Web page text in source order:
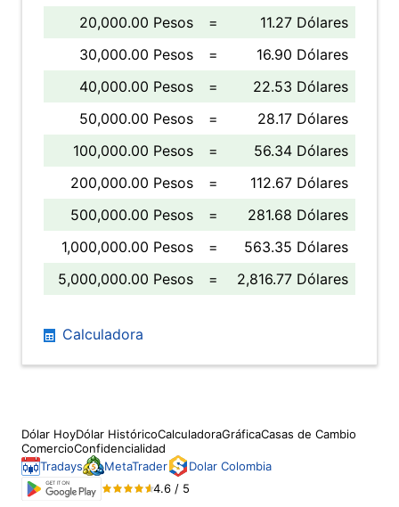
20,000.00 Pesos
=
11.27 Dólares
30,000.00 Pesos
=
16.90 Dólares
40,000.00 Pesos
=
22.53 Dólares
50,000.00 Pesos
=
28.17 Dólares
100,000.00 Pesos
=
56.34 Dólares
200,000.00 Pesos
=
112.67 Dólares
500,000.00 Pesos
=
281.68 Dólares
1,000,000.00 Pesos
=
563.35 Dólares
5,000,000.00 Pesos
= 2,816.77 Dólares
Calculadora
Dólar HoyDólar HistóricoCalculadoraGráficaCasas de Cambio
ComercioConfidencialidad
Tradays
MetaTrader
Dolar Colombia
4.6 / 5